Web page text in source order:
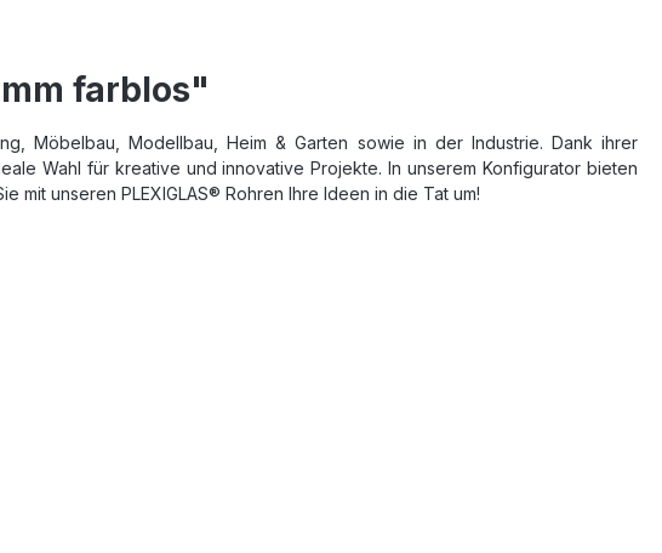
farblos"
Möbelbau, Modellbau, Heim & Garten sowie in der Industrie. Dank ihrer
Wahl für kreative und innovative Projekte. In unserem Konfigurator bieten
unseren PLEXIGLAS® Rohren Ihre Ideen in die Tat um!